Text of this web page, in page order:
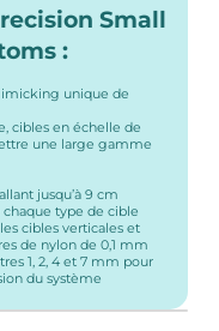
Small
:
unique de
cibles en échelle de
une large gamme
jusqu’à 9 cm
type de cible
cibles verticales et
de nylon de 0,1 mm
1, 2, 4 et 7 mm pour
du système